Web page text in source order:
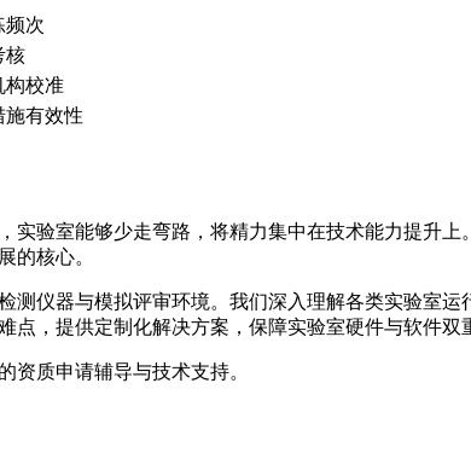
频次
核
构校准
施有效性
实验室能够少走弯路，将精力集中在技术能力提升
的核心。
测仪器与模拟评审环境。我们深入理解各类实验室
，提供定制化解决方案，保障实验室硬件与软件双
资质申请辅导与技术支持。